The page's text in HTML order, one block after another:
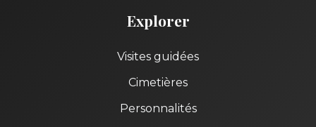
Explorer
Visites guidées
Cimetières
Personnalités